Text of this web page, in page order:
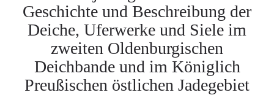
Geschichte und Beschreibung der
Deiche, Uferwerke und Siele im
zweiten Oldenburgischen
Deichbande und im Königlich
Preußischen östlichen Jadegebiet